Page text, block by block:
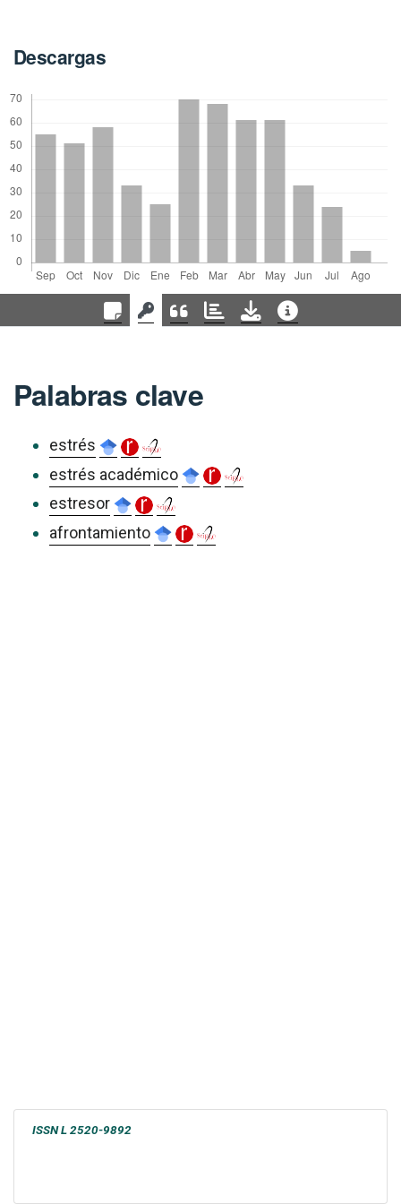
Descargas
Palabras clave
estrés
estrés académico
estresor
afrontamiento
ISSN L 2520-9892